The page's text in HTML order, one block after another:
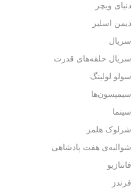
دنیای ویچر
دیمن اسلیر
سریال
سریال حلقه‌های قدرت
سولو لولینگ
سیمپسون‌ها
سینما
شرلوک هلمز
شوالیه‌ی هفت پادشاهی
فانتازیو
فرندز